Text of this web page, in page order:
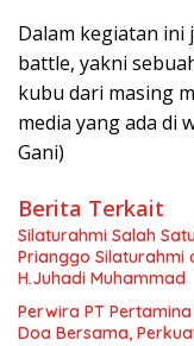
Dalam kegiatan ini
battle, yakni
kubu dari masing
media yang ada di
Gani)
Berita Terkait
Silaturahmi Salah
Prianggo Silaturahmi
H.Juhadi Muhammad
Perwira PT
Doa Bersama,